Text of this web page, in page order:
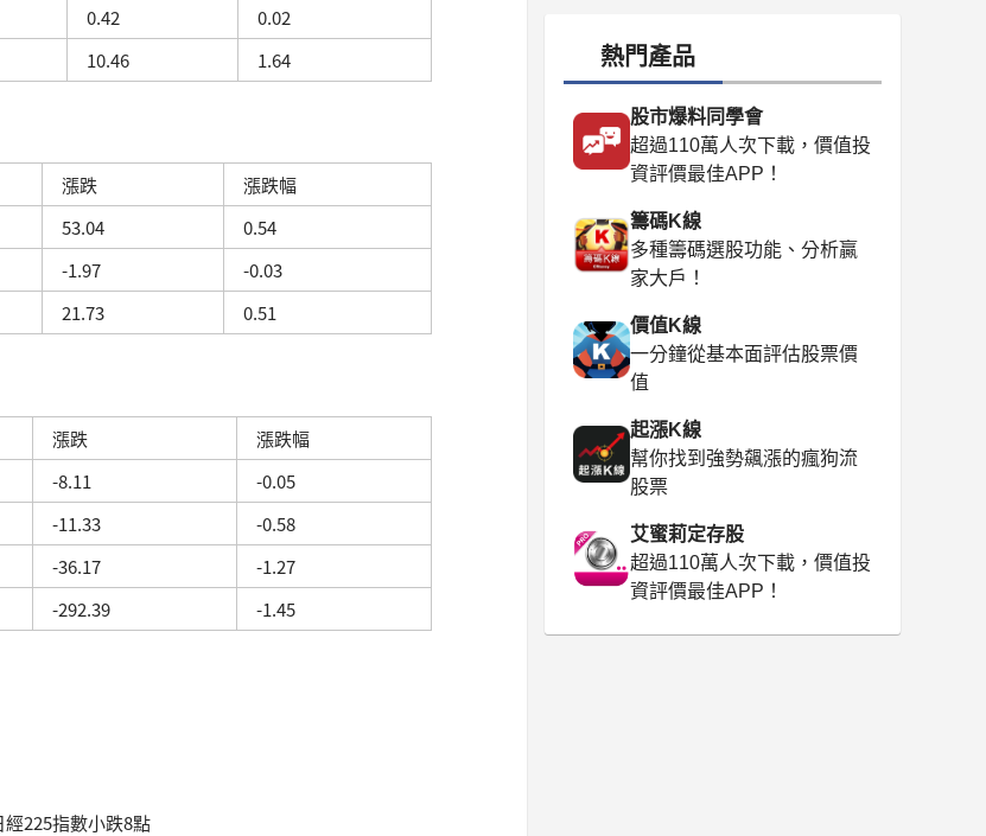
0.42
0.02
10.46 1.64
漲跌
漲跌幅
53.04
0.54
-1.97
-0.03
21.73 0.51
漲跌
漲跌幅
-8.11
-0.05
-11.33
-0.58
-36.17
-1.27
-292.39 -1.45
225指數小跌8點
熱門產品
股市爆料同學會
超過110萬人次下載，價值投
資評價最佳APP！
籌碼K線
多種籌碼選股功能、分析贏
家大戶！
價值K線
一分鐘從基本面評估股票價
值
起漲K線
幫你找到強勢飆漲的瘋狗流
股票
艾蜜莉定存股
超過110萬人次下載，價值投
資評價最佳APP！